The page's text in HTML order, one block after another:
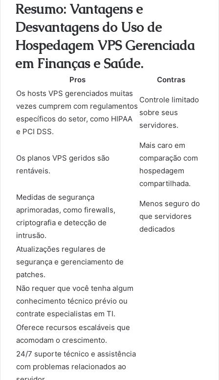
Resumo: Vantagens e
Desvantagens do Uso de
Hospedagem VPS Gerenciada
em Finanças e Saúde.
Pros
Contras
Os hosts VPS gerenciados muitas
vezes cumprem com regulamentos
específicos do setor, como HIPAA
e PCI DSS.
Controle limitado
sobre seus
servidores.
Os planos VPS geridos são
rentáveis.
Mais caro em
comparação com
hospedagem
compartilhada.
Medidas de segurança
aprimoradas, como firewalls,
criptografia e detecção de
intrusão.
Menos seguro do
que servidores
dedicados
Atualizações regulares de
segurança e gerenciamento de
patches.
Não requer que você tenha algum
conhecimento técnico prévio ou
contrate especialistas em TI.
Oferece recursos escaláveis que
acomodam o crescimento.
24/7 suporte técnico e assistência
com problemas relacionados ao